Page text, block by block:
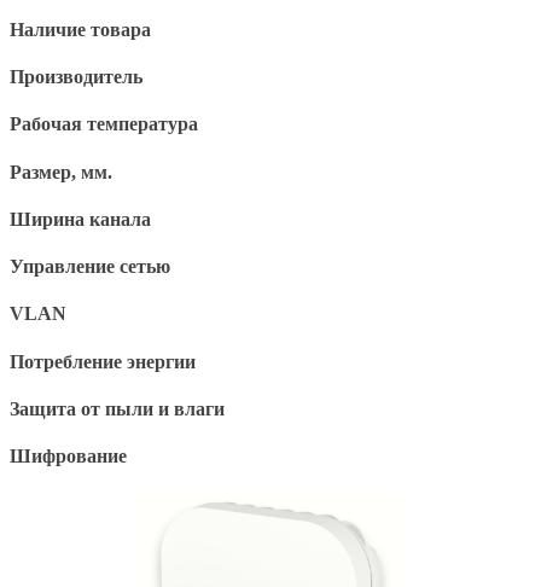
Наличие товара
Производитель
Рабочая температура
Размер, мм.
Ширина канала
Управление сетью
VLAN
Потребление энергии
Защита от пыли и влаги
Шифрование